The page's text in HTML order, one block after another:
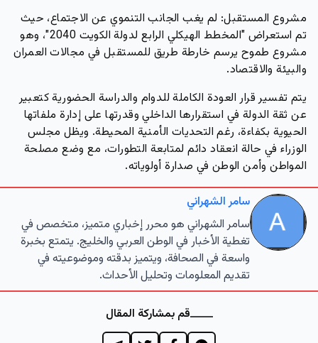
مشروع المستقبل: لم يغب الجانب التنموي عن الاجتماع، حيث
تم استعراض "المخطط الهيكلي الرابع لدولة الكويت 2040"، وهو
مشروع طموح يرسم خارطة طريق للمستقبل في مجالات العمران
والبيئة والاقتصاد.
يتم تفسير قرار العودة الكاملة للدوام والدراسة الحضورية كتعبير
عن ثقة الدولة في استقرارها الداخلي وقدرتها على إدارة ملفاتها
الحيوية بكفاءة، رغم التحديات الأمنية المحيطة. ويظل مجلس
الوزراء في حالة انعقاد دائم لمتابعة التطورات، مع وضع مصلحة
المواطن وأمن الوطن في صدارة أولوياته.
سامر الشهراني
سامر الشهراني هو محرر إخباري متميز، متخصص في
تغطية الأخبار في الوطن العربي والخليج. يتمتع بخبرة
واسعة في الصحافة، ويتميز بدقته وموضوعيته في
تقديم المعلومات وتحليل الأحداث.
قم بمشاركة المقال